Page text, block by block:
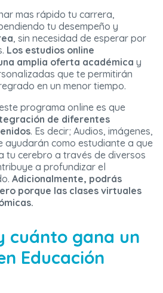
mas rápido tu carrera,
tu desempeño y
, sin necesidad de esperar por
Los estudios online
amplia oferta académica y
que te permitirán
en un menor tiempo.
programa online es que
de diferentes
. Es decir; Audios, imágenes,
ayudarán como estudiante a que
tu cerebro a través de diversos
a profundizar el
Adicionalmente, podrás
porque las clases virtuales
cuánto gana un
Educación